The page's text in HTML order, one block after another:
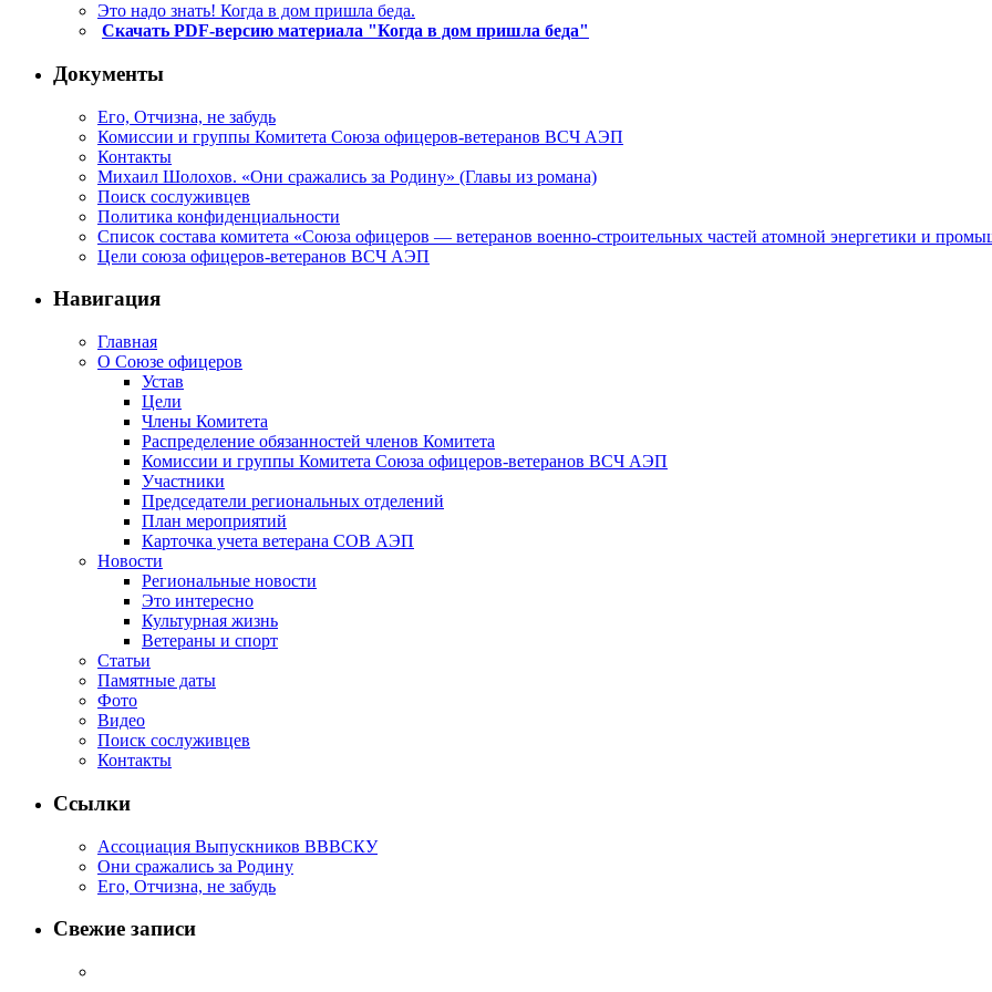
Это надо знать! Когда в дом пришла беда.
Скачать PDF-версию материала "Когда в дом пришла беда"
Документы
Его, Отчизна, не забудь
Комиссии и группы Комитета Союза офицеров-ветеранов ВСЧ АЭП
Контакты
Михаил Шолохов. «Они сражались за Родину» (Главы из романа)
Поиск сослуживцев
Политика конфиденциальности
Список состава комитета «Союза офицеров — ветеранов военно-строительных частей атомной энергетики и
Цели союза офицеров-ветеранов ВСЧ АЭП
Навигация
Главная
О Союзе офицеров
Устав
Цели
Члены Комитета
Распределение обязанностей членов Комитета
Комиссии и группы Комитета Союза офицеров-ветеранов ВСЧ АЭП
Участники
Председатели региональных отделений
План мероприятий
Карточка учета ветерана CОВ АЭП
Новости
Региональные новости
Это интересно
Культурная жизнь
Ветераны и спорт
Статьи
Памятные даты
Фото
Видео
Поиск сослуживцев
Контакты
Ссылки
Ассоциация Выпускников ВВВСКУ
Они сражались за Родину
Его, Отчизна, не забудь
Свежие записи